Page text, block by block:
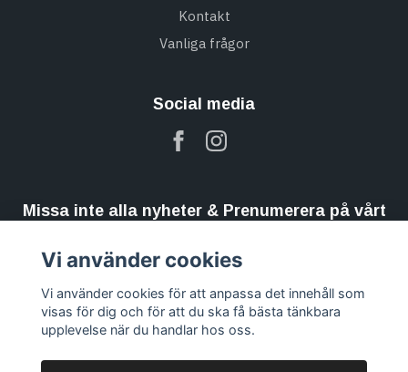
Kontakt
Vanliga frågor
Social media
Missa inte alla nyheter & Prenumerera på vårt
Vi använder cookies
Vi använder cookies för att anpassa det innehåll som
visas för dig och för att du ska få bästa tänkbara
upplevelse när du handlar hos oss.